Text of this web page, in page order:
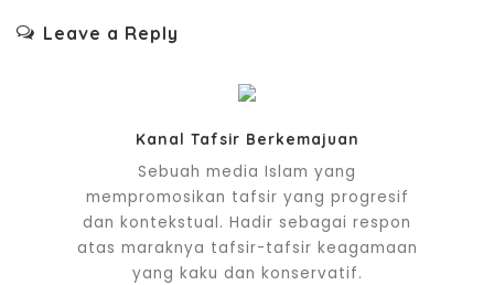
Leave a Reply
Kanal Tafsir Berkemajuan
Sebuah media Islam yang
mempromosikan tafsir yang progresif
dan kontekstual. Hadir sebagai respon
atas maraknya tafsir-tafsir keagamaan
yang kaku dan konservatif.